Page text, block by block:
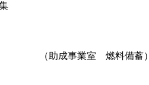
（助成事業室 燃料備蓄）